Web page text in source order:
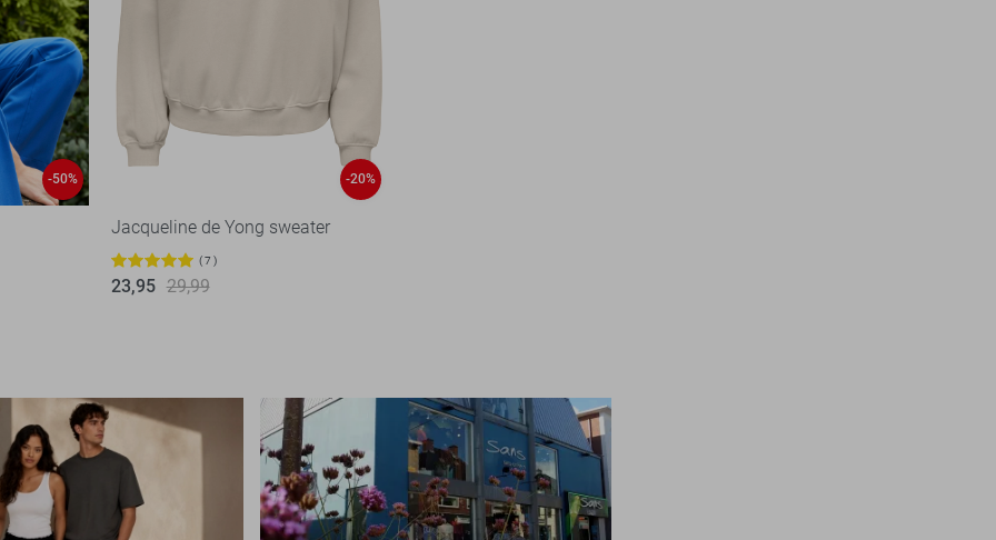
-50% -20%
Jacqueline de Yong sweater
7
23,95 29,99